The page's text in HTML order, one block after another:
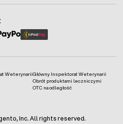
WeterynariiGłówny Inspektorat Weterynarii
Obrót produktami leczniczymi
OTC na odległość
Inc. All rights reserved.